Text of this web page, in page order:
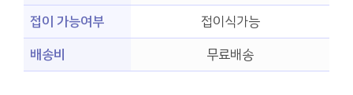
접이 가능여부
접이식가능
배송비
무료배송